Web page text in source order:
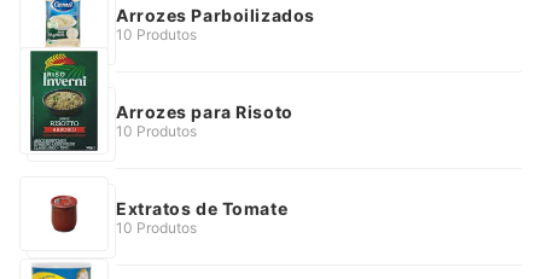
Arrozes Parboilizados
10 Produtos
Arrozes para Risoto
10 Produtos
Extratos de Tomate
10 Produtos